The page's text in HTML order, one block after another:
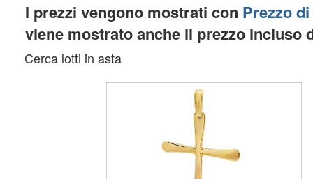
I prezzi vengono mostrati con Prezzo
viene mostrato anche il prezzo incluso
Cerca lotti in asta